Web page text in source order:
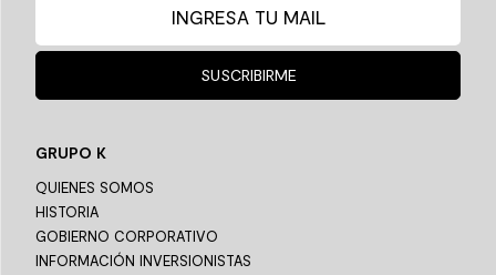
SUSCRIBIRME
GRUPO K
QUIENES SOMOS
HISTORIA
GOBIERNO CORPORATIVO
INFORMACIÓN INVERSIONISTAS